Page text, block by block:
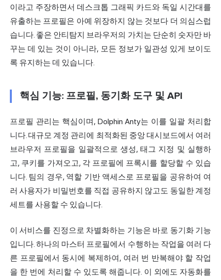
이라고 주장하면서 데스크톱 그래픽 카드와 독일 시간대를
유출하는 프로필은 아예 위장하지 않는 것보다 더 의심스럽
습니다. 좋은 안티탐지 브라우저의 가치는 단순히 숫자만 바
꾸는 데 있는 것이 아니라, 모든 정보가 일관성 있게 보이도
록 유지하는 데 있습니다.
핵심 기능: 프로필, 동기화 도구 및 API
프로필 관리는 핵심이며, Dolphin Anty는 이를 일괄 처리합
니다. 대규모 계정 관리에 최적화된 중앙 대시보드에서 여러
브라우저 프로필을 일괄적으로 생성, 태그 지정 및 실행하
고, 쿠키를 가져오고, 각 프로필에 프록시를 할당할 수 있습
니다. 팀의 경우, 역할 기반 액세스로 프로필을 공유하여 여
러 사용자가 비밀번호를 직접 공유하지 않고도 동일한 계정
세트를 사용할 수 있습니다.
이 서비스를 진정으로 차별화하는 기능은 바로 동기화 기능
입니다. 하나의 마스터 프로필에서 수행하는 작업을 여러 다
른 프로필에서 동시에 복제하여, 여러 번 반복해야 할 작업
을 한 번에 처리할 수 있도록 해줍니다. 이 외에도 자동화를